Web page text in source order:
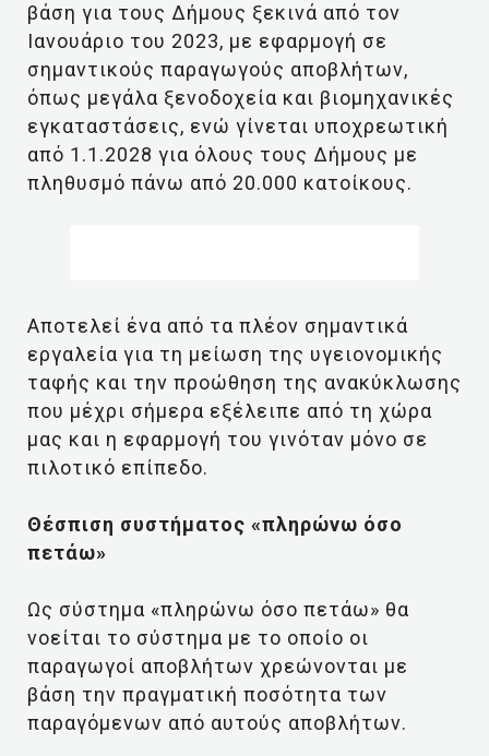
βάση για τους Δήμους ξεκινά από τον
Ιανουάριο του 2023, με εφαρμογή σε
σημαντικούς παραγωγούς αποβλήτων,
όπως μεγάλα ξενοδοχεία και βιομηχανικές
εγκαταστάσεις, ενώ γίνεται υποχρεωτική
από 1.1.2028 για όλους τους Δήμους με
πληθυσμό πάνω από 20.000 κατοίκους.
Αποτελεί ένα από τα πλέον σημαντικά
εργαλεία για τη μείωση της υγειονομικής
ταφής και την προώθηση της ανακύκλωσης
που μέχρι σήμερα εξέλειπε από τη χώρα
μας και η εφαρμογή του γινόταν μόνο σε
πιλοτικό επίπεδο.
Θέσπιση συστήματος «πληρώνω όσο
πετάω»
Ως σύστημα «πληρώνω όσο πετάω» θα
νοείται το σύστημα με το οποίο οι
παραγωγοί αποβλήτων χρεώνονται με
βάση την πραγματική ποσότητα των
παραγόμενων από αυτούς αποβλήτων.